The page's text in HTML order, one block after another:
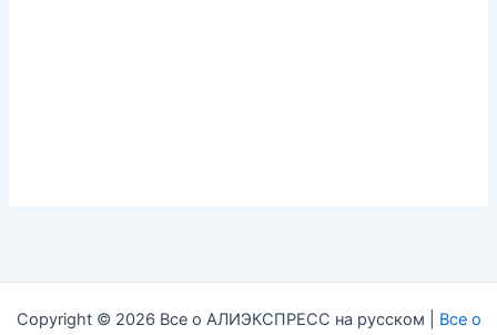
Copyright © 2026 Все о АЛИЭКСПРЕСС на русском | Все о